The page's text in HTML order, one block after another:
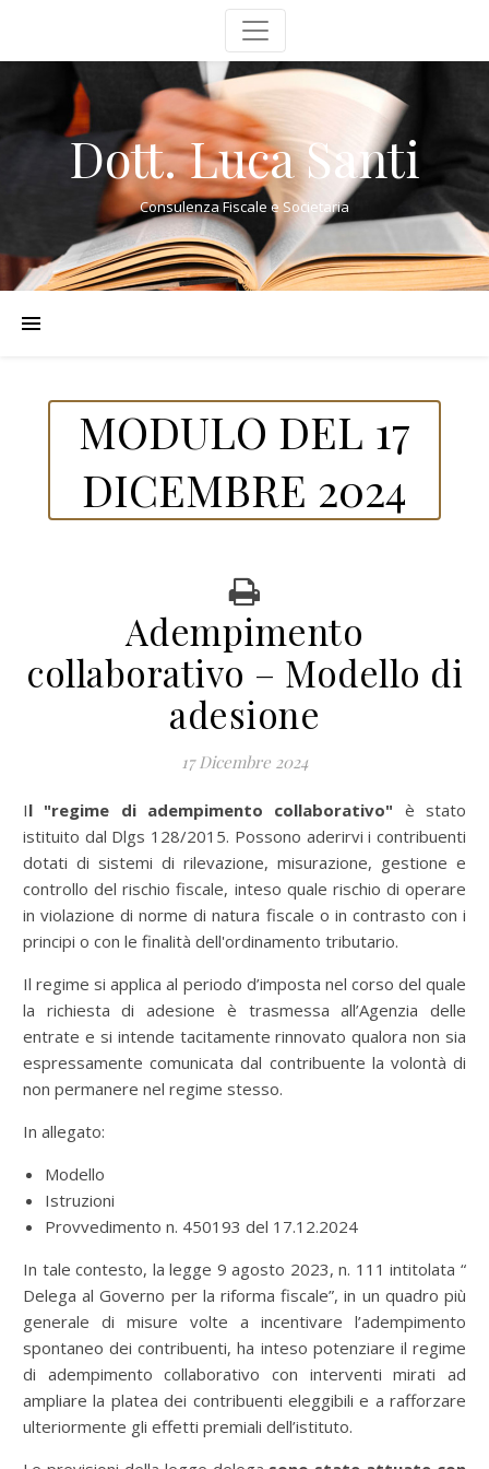
Dott. Luca Santi
Consulenza Fiscale e Societaria
MODULO DEL 17
DICEMBRE 2024
Adempimento
collaborativo – Modello di
adesione
17 Dicembre 2024
Il "regime di adempimento collaborativo" è stato
istituito dal Dlgs 128/2015. Possono aderirvi i contribuenti
dotati di sistemi di rilevazione, misurazione, gestione e
controllo del rischio fiscale, inteso quale rischio di operare
in violazione di norme di natura fiscale o in contrasto con i
principi o con le finalità dell'ordinamento tributario.
Il regime si applica al periodo d’imposta nel corso del quale
la richiesta di adesione è trasmessa all’Agenzia delle
entrate e si intende tacitamente rinnovato qualora non sia
espressamente comunicata dal contribuente la volontà di
non permanere nel regime stesso.
In allegato:
Modello
Istruzioni
Provvedimento n. 450193 del 17.12.2024
In tale contesto, la legge 9 agosto 2023, n. 111 intitolata “
Delega al Governo per la riforma fiscale”, in un quadro più
generale di misure volte a incentivare l’adempimento
spontaneo dei contribuenti, ha inteso potenziare il regime
di adempimento collaborativo con interventi mirati ad
ampliare la platea dei contribuenti eleggibili e a rafforzare
ulteriormente gli effetti premiali dell’istituto.